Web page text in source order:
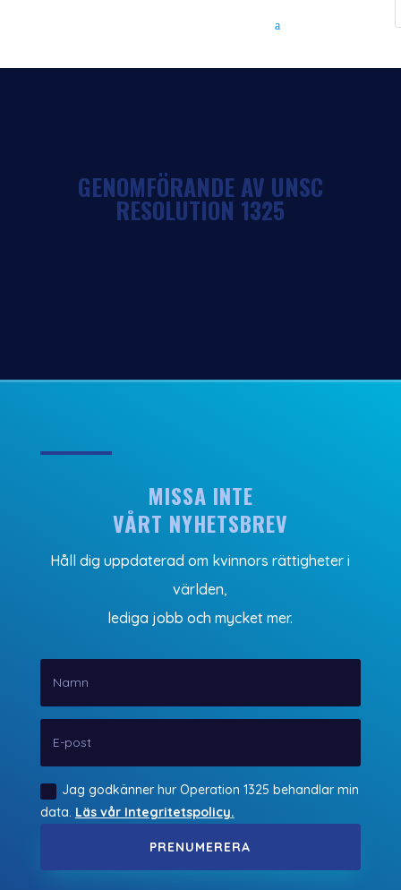
GENOMFÖRANDE AV UNSC
RESOLUTION 1325
MISSA INTE
VÅRT NYHETSBREV
Håll dig uppdaterad om kvinnors rättigheter i
världen,
lediga jobb och mycket mer.
Jag godkänner hur Operation 1325 behandlar min
data. Läs vår Integritetspolicy.
PRENUMERERA